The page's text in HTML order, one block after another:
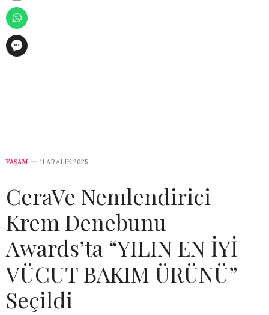
YAŞAM 11 ARALIK 2025
CeraVe Nemlendirici
Krem Denebunu
Awards’ta “YILIN EN İYİ
VÜCUT BAKIM ÜRÜNÜ”
Seçildi